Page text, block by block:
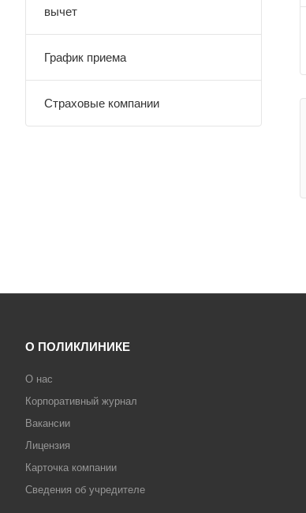
вычет
График приема
Страховые компании
О ПОЛИКЛИНИКЕ
О нас
Корпоративный журнал
Вакансии
Лицензия
Карточка компании
Сведения об учредителе